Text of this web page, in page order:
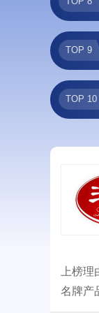
TOP 9
TOP 10
上榜
名牌产